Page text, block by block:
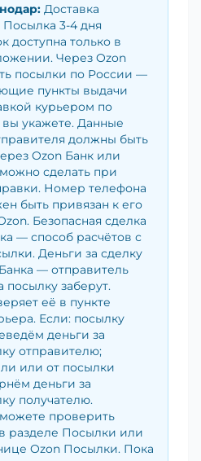
: Доставка
3-4 дня
доступна только в
Через Ozon
посылки по России —
пункты выдачи
курьером по
укажете. Данные
должны быть
Ozon Банк или
сделать при
Номер телефона
быть привязан к его
Безопасная сделка
— способ расчётов с
Деньги за сделку
— отправитель
посылку заберут.
её в пункте
Если: посылку
деньги за
отправителю;
или от посылки
деньги за
получателю.
проверить
в разделе Посылки или
Ozon Посылки. Пока